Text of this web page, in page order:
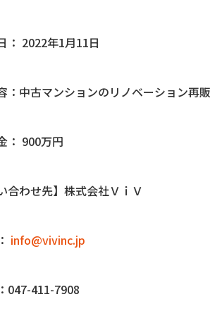
2022年1月11日
：中古マンションのリノベーション再
： 900万円
合わせ先】株式会社ＶｉＶ
info@vivinc.jp
411-7908